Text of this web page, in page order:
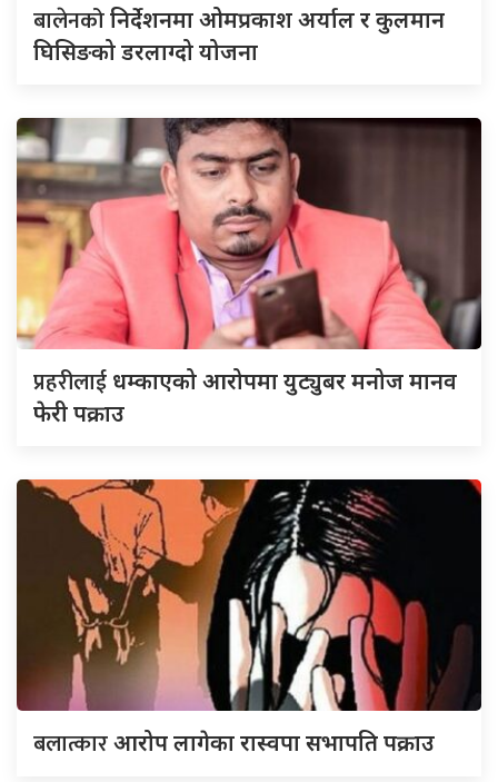
बालेनकोनिर्देशनमा ओमप्रकाश अर्याल र कुलमान
घिसिङको डरलाग्दो योजना
प्रहरीलाई धम्काएको आरोपमा युट्युबर मनोज मानव
फेरी पक्राउ
बलात्कारआरोप लागेका रास्वपा सभापति पक्राउ